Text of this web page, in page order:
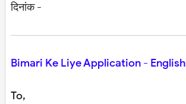
दिनांक -
Bimari Ke Liye Application - English
To,